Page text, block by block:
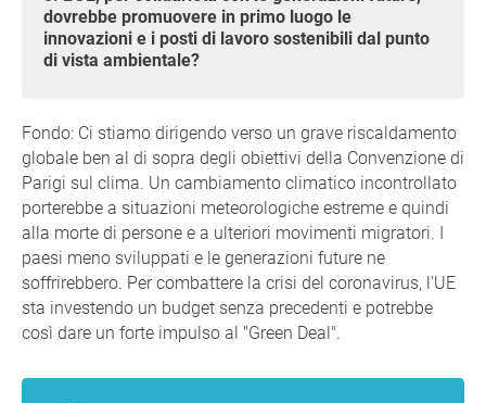
dovrebbe promuovere in primo luogo le
innovazioni e i posti di lavoro sostenibili dal punto
di vista ambientale?
Fondo: Ci stiamo dirigendo verso un grave riscaldamento
globale ben al di sopra degli obiettivi della Convenzione di
Parigi sul clima. Un cambiamento climatico incontrollato
porterebbe a situazioni meteorologiche estreme e quindi
alla morte di persone e a ulteriori movimenti migratori. I
paesi meno sviluppati e le generazioni future ne
soffrirebbero. Per combattere la crisi del coronavirus, l'UE
sta investendo un budget senza precedenti e potrebbe
così dare un forte impulso al "Green Deal".